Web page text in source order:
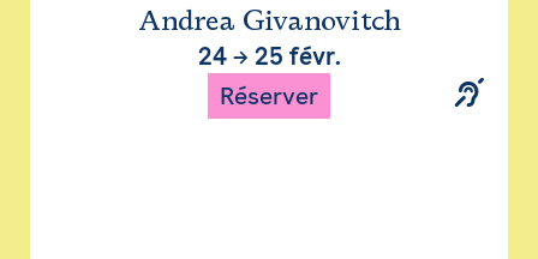
Andrea Givanovitch
24→ 25 févr.
Réserver